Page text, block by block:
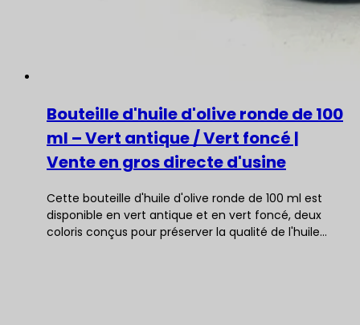
Bouteille d'huile d'olive ronde de 100
ml – Vert antique / Vert foncé |
Vente en gros directe d'usine
Cette bouteille d'huile d'olive ronde de 100 ml est
disponible en vert antique et en vert foncé, deux
coloris conçus pour préserver la qualité de l'huile…